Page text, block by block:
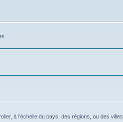
à l'échelle du pays, des régions, ou des villes.